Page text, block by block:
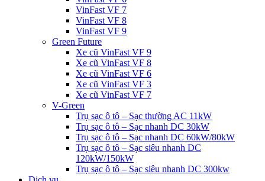
VinFast VF 7
VinFast VF 8
VinFast VF 9
Green Future
Xe cũ VinFast VF 9
Xe cũ VinFast VF 8
Xe cũ VinFast VF 6
Xe cũ VinFast VF 3
Xe cũ VinFast VF 7
V-Green
Trụ sạc ô tô – Sạc thường AC 11kW
Trụ sạc ô tô – Sạc nhanh DC 30kW
Trụ sạc ô tô – Sạc nhanh DC 60kW/80kW
Trụ sạc ô tô – Sạc siêu nhanh DC
120kW/150kW
Trụ sạc ô tô – Sạc siêu nhanh DC 300kw